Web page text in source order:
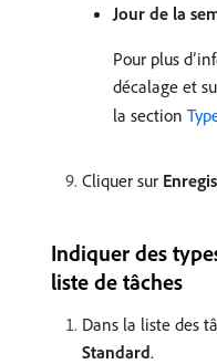
Jour de la
Pour plus
décalage et
la section
Cliquer sur
Indiquer des
liste de tâches
Dans la liste des
Standard.